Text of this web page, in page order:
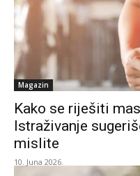
Magazin
Kako se riješiti
Istraživanje
mislite
10. Juna 2026.